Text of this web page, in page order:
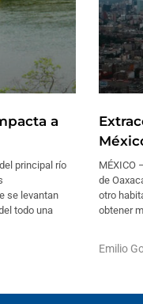
a
principal río
se levantan
todo una
MÉXICO
de
otro
obtener
Emilio